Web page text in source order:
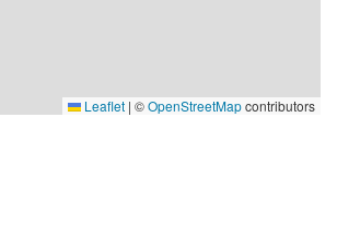
Leaflet | ©OpenStreetMapcontributors